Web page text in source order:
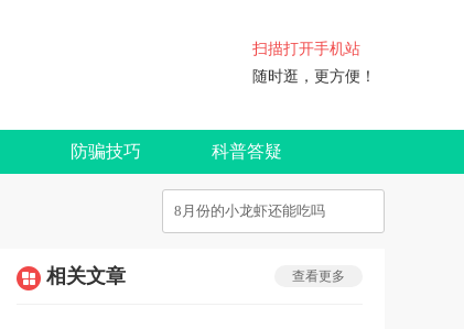
扫描打开手机站
随时逛，更方便！
防骗技巧 科普答疑
相关文章 查看更多